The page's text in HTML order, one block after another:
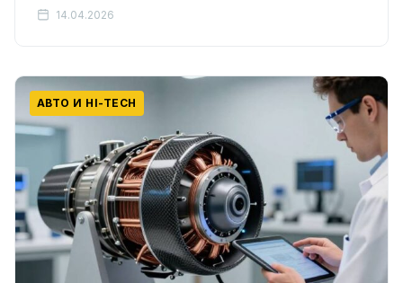
стоит полноценный химический…
14.04.2026
АВТО И HI-TECH